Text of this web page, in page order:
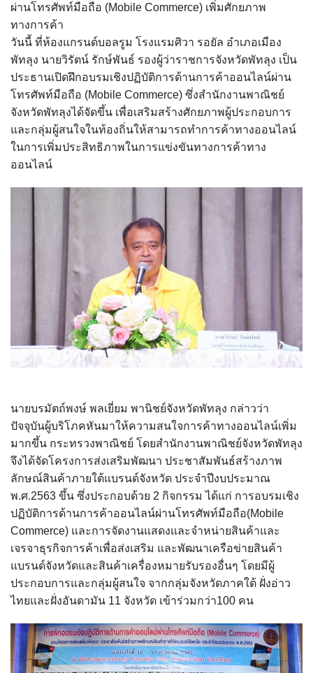
ผ่านโทรศัพท์มือถือ (Mobile Commerce) เพิ่มศักยภาพ
ทางการค้า
วันนี้ ที่ห้องแกรนด์บอลรูม โรงแรมศิวา รอยัล อำเภอเมือง
พัทลุง นายวิรัตน์ รักษ์พันธ์ รองผู้ว่าราชการจังหวัดพัทลุง เป็น
ประธานเปิดฝึกอบรมเชิงปฏิบัติการด้านการค้าออนไลน์ผ่าน
โทรศัพท์มือถือ (Mobile Commerce) ซึ่งสำนักงานพาณิชย์
จังหวัดพัทลุงได้จัดขึ้น เพื่อเสริมสร้างศักยภาพผู้ประกอบการ
และกลุ่มผู้สนใจในท้องถิ่นให้สามารถทำการค้าทางออนไลน์
ในการเพิ่มประสิทธิภาพในการแข่งขันทางการค้าทาง
ออนไลน์
นายบรมัตถ์พงษ์ พลเยี่ยม พานิชย์จังหวัดพัทลุง กล่าวว่า
ปัจจุบันผู้บริโภคหันมาให้ความสนใจการค้าทางออนไลน์เพิ่ม
มากขึ้น กระทรวงพาณิชย์ โดยสำนักงานพาณิชย์จังหวัดพัทลุง
จึงได้จัดโครงการส่งเสริมพัฒนา ประชาสัมพันธ์สร้างภาพ
ลักษณ์สินค้าภายใต้แบรนด์จังหวัด ประจำปีงบประมาณ
พ.ศ.2563 ขึ้น ซึ่งประกอบด้วย 2 กิจกรรม ได้แก่ การอบรมเชิง
ปฏิบัติการด้านการค้าออนไลน์ผ่านโทรศัพท์มือถือ(Mobile
Commerce) และการจัดงานแสดงและจำหน่ายสินค้าและ
เจรจาธุรกิจการค้าเพื่อส่งเสริม และพัฒนาเครือข่ายสินค้า
แบรนด์จังหวัดและสินค้าเครื่องหมายรับรองอื่นๆ โดยมีผู้
ประกอบการและกลุ่มผู้สนใจ จากกลุ่มจังหวัดภาคใต้ ฝั่งอ่าว
ไทยและฝั่งอันดามัน 11 จังหวัด เข้าร่วมกว่า100 คน